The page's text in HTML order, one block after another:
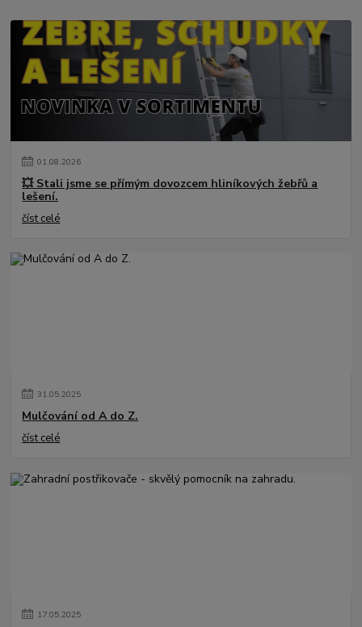
01.08.2026
💥 Stali jsme se přímým dovozcem hliníkových žebřů a
lešení.
číst celé
31.05.2025
Mulčování od A do Z.
číst celé
17.05.2025